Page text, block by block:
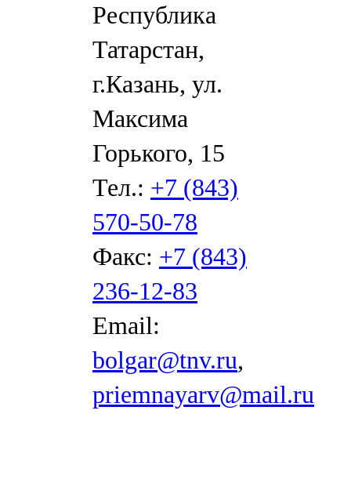
Республика
Татарстан,
г.Казань, ул.
Максима
Горького, 15
Тел.: +7 (843)
570-50-78
Факс: +7 (843)
236-12-83
Email:
bolgar@tnv.ru,
priemnayarv@mail.ru